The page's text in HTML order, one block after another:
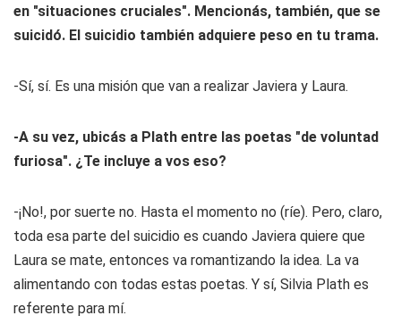
en "situaciones cruciales". Mencionás, también, que se
suicidó. El suicidio también adquiere peso en tu trama.
-Sí, sí. Es una misión que van a realizar Javiera y Laura.
-A su vez, ubicás a Plath entre las poetas "de voluntad
furiosa". ¿Te incluye a vos eso?
-¡No!, por suerte no. Hasta el momento no (ríe). Pero, claro,
toda esa parte del suicidio es cuando Javiera quiere que
Laura se mate, entonces va romantizando la idea. La va
alimentando con todas estas poetas. Y sí, Silvia Plath es
referente para mí.